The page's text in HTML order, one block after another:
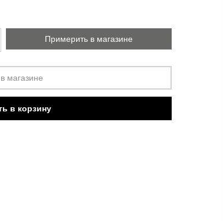
Примерить в магазине
магазине
в корзину